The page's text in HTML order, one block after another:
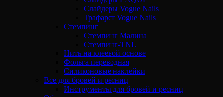
Слайдеры Vogue Nails
Трафарет Vogue Nails
Стемпинг
Стемпинг Малина
Стемпинг-TNL
Нить на клеевой основе
Фольга переводная
Силиконовые наклейки
Все для бровей и ресниц
Инструменты для бровей и ресниц